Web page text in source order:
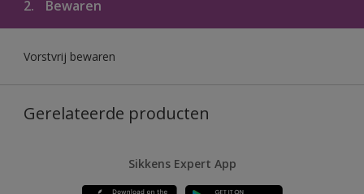
2. Bewaren
Vorstvrij bewaren
Gerelateerde producten
Sikkens Expert App